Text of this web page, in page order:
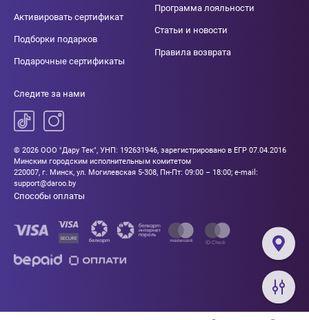
Активировать сертификат
Подборки подарков
Подарочные сертификаты
Программа лояльности
Статьи и новости
Правила возврата
Следите за нами
© 2026 ООО "Дару Тек", УНП: 192631946, зарегистрировано в ЕГР 07.04.2016
Минским городским исполнительным комитетом
220007, г. Минск, ул. Могилевская 5-308, Пн-Пт: 09:00 – 18:00; e-mail:
support@daroo.by
Способы оплаты